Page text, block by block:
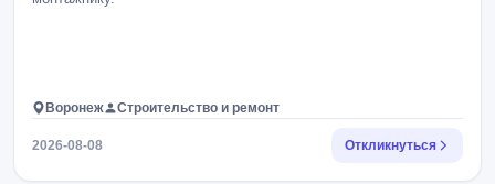
Воронеж Строительство и ремонт
2026-08-08 Откликнуться